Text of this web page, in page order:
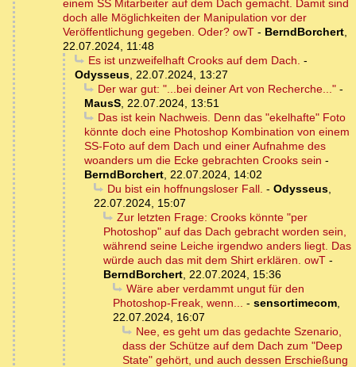
einem SS Mitarbeiter auf dem Dach gemacht. Damit sind
doch alle Möglichkeiten der Manipulation vor der
Veröffentlichung gegeben. Oder? owT - BerndBorchert,
22.07.2024, 11:48
Es ist unzweifelhaft Crooks auf dem Dach. -
Odysseus, 22.07.2024, 13:27
Der war gut: "...bei deiner Art von Recherche..."-
MausS, 22.07.2024, 13:51
Das ist kein Nachweis. Denn das "ekelhafte" Foto
könnte doch eine Photoshop Kombination von einem
SS-Foto auf dem Dach und einer Aufnahme des
woanders um die Ecke gebrachten Crooks sein -
BerndBorchert, 22.07.2024, 14:02
Du bist ein hoffnungsloser Fall. - Odysseus,
22.07.2024, 15:07
Zur letzten Frage: Crooks könnte "per
Photoshop" auf das Dach gebracht worden sein,
während seine Leiche irgendwo anders liegt. Das
würde auch das mit dem Shirt erklären. owT -
BerndBorchert, 22.07.2024, 15:36
Wäre aber verdammt ungut für den
Photoshop-Freak, wenn... - sensortimecom,
22.07.2024, 16:07
Nee, es geht um das gedachte Szenario,
dass der Schütze auf dem Dach zum "Deep
State" gehört, und auch dessen Erschießung